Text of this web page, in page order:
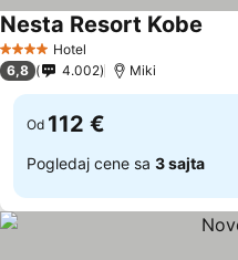
4 ZvezdiceHotel
Nesta Resort Kobe
6,8 4.002 Miki
Od 112 €
Pogledaj cene sa 3 sajta